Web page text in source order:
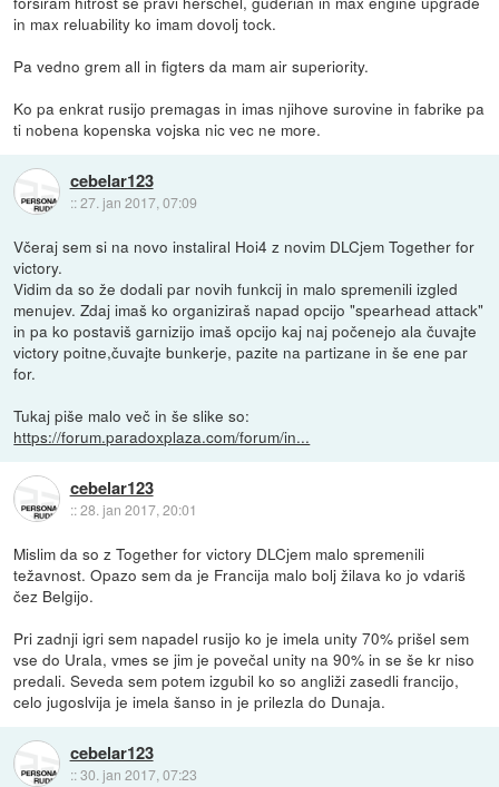
in max reluability ko imam dovolj tock.
Pa vedno grem all in figters da mam air superiority.
Ko pa enkrat rusijo premagas in imas njihove surovine in fabrike pa
ti nobena kopenska vojska nic vec ne more.
cebelar123
::27. jan 2017, 07:09
Včeraj sem si na novo instaliral Hoi4 z novim DLCjem Together for
victory.
Vidim da so že dodali par novih funkcij in malo spremenili izgled
menujev. Zdaj imaš ko organiziraš napad opcijo "spearhead attack"
in pa ko postaviš garnizijo imaš opcijo kaj naj počenejo ala čuvajte
victory poitne,čuvajte bunkerje, pazite na partizane in še ene par
for.
Tukaj piše malo več in še slike so:
https://forum.paradoxplaza.com/forum/in...
cebelar123
::28. jan 2017, 20:01
Mislim da so z Together for victory DLCjem malo spremenili
težavnost. Opazo sem da je Francija malo bolj žilava ko jo vdariš
čez Belgijo.
Pri zadnji igri sem napadel rusijo ko je imela unity 70% prišel sem
vse do Urala, vmes se jim je povečal unity na 90% in se še kr niso
predali. Seveda sem potem izgubil ko so angliži zasedli francijo,
celo jugoslvija je imela šanso in je prilezla do Dunaja.
cebelar123
::30. jan 2017, 07:23